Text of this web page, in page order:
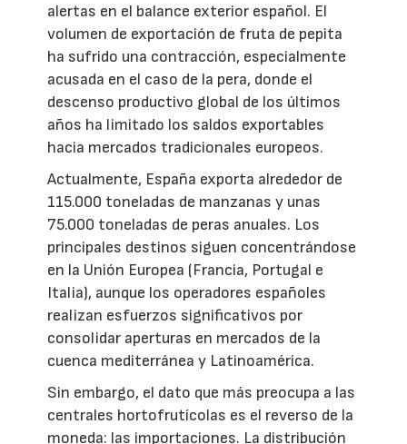
alertas en el balance exterior español. El
volumen de exportación de fruta de pepita
ha sufrido una contracción, especialmente
acusada en el caso de la pera, donde el
descenso productivo global de los últimos
años ha limitado los saldos exportables
hacia mercados tradicionales europeos.
Actualmente, España exporta alrededor de
115.000 toneladas de manzanas y unas
75.000 toneladas de peras anuales. Los
principales destinos siguen concentrándose
en la Unión Europea (Francia, Portugal e
Italia), aunque los operadores españoles
realizan esfuerzos significativos por
consolidar aperturas en mercados de la
cuenca mediterránea y Latinoamérica.
Sin embargo, el dato que más preocupa a las
centrales hortofrutícolas es el reverso de la
moneda: las importaciones. La distribución